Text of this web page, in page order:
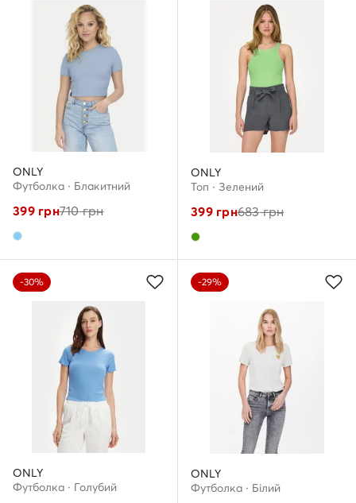
ONLY
Футболка · Блакитний
399грн710грн
ONLY
Топ · Зелений
399грн683грн
-30%
ONLY
Футболка · Голубий
-29%
ONLY
Футболка · Білий